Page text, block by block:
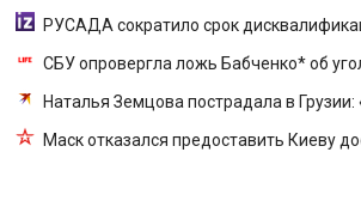
РУСАДА сократило срок
СБУ опровергла ложь Бабченко* об
Наталья Земцова пострадала в
Маск отказался предоставить Киеву